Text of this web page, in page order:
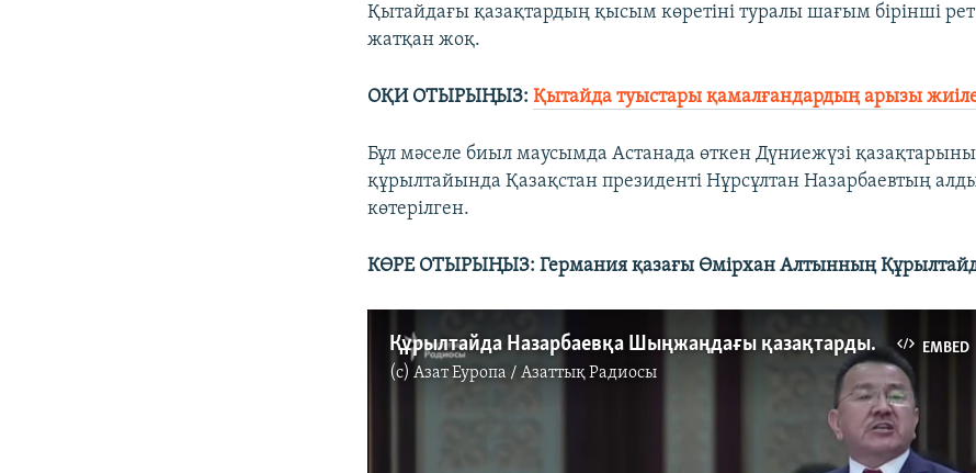
Қытайдағы қазақтардың қысым көретіні туралы шағым бірінші
жатқан жоқ.
ОҚИ ОТЫРЫҢЫЗ:Қытайда туыстары қамалғандардың арызы
Бұл мәселе биыл маусымда Астанада өткен Дүниежүзі
құрылтайында Қазақстан президенті Нұрсұлтан Назарбаевтың
көтерілген.
КӨРЕ ОТЫРЫҢЫЗ: Германия қазағы Өмірхан Алтынның
EMBED
Құрылтайда Назарбаевқа Шыңжаңдағы қазақтардың жайын айтты
(c)Азат Еуропа / Азаттық Радиосы